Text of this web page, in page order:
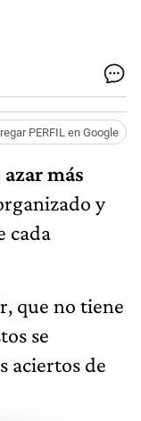
PERFIL en Google
más
y
cada
que no tiene
se
aciertos de